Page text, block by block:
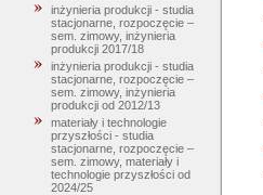
inżynieria produkcji - studia
stacjonarne, rozpoczęcie –
sem. zimowy, inżynieria
produkcji 2017/18
inżynieria produkcji - studia
stacjonarne, rozpoczęcie –
sem. zimowy, inżynieria
produkcji od 2012/13
materiały i technologie
przyszłości - studia
stacjonarne, rozpoczęcie –
sem. zimowy, materiały i
technologie przyszłości od
2024/25